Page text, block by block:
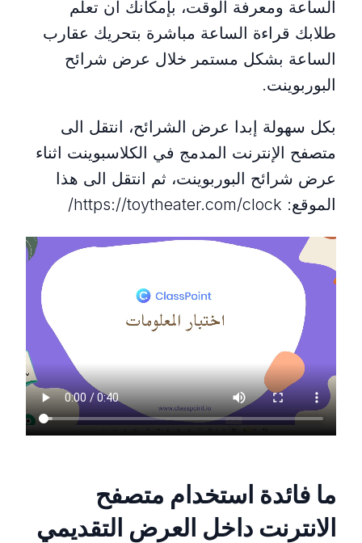
الساعة ومعرفة الوقت، بإمكانك أن تعلم
طلابك قراءة الساعة مباشرة بتحريك عقارب
الساعة بشكل مستمر خلال عرض شرائح
البوربوينت.
بكل سهولة إبدا عرض الشرائح، انتقل الى
متصفح الإنترنت المدمج في الكلاسبوينت اثناء
عرض شرائح البوربوينت، ثم انتقل الى هذا
الموقع: https://toytheater.com/clock/
تعليم الساعة داخل عرض شرائح البوربوينت
ما فائدة استخدام متصفح
الانترنت داخل العرض التقديمي